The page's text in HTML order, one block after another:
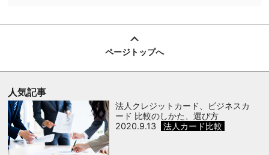
ページトップへ
人気記事
法人クレジットカード、ビジネスカ
ード 比較のしかた、選び方
2020.9.13
法人カード比較